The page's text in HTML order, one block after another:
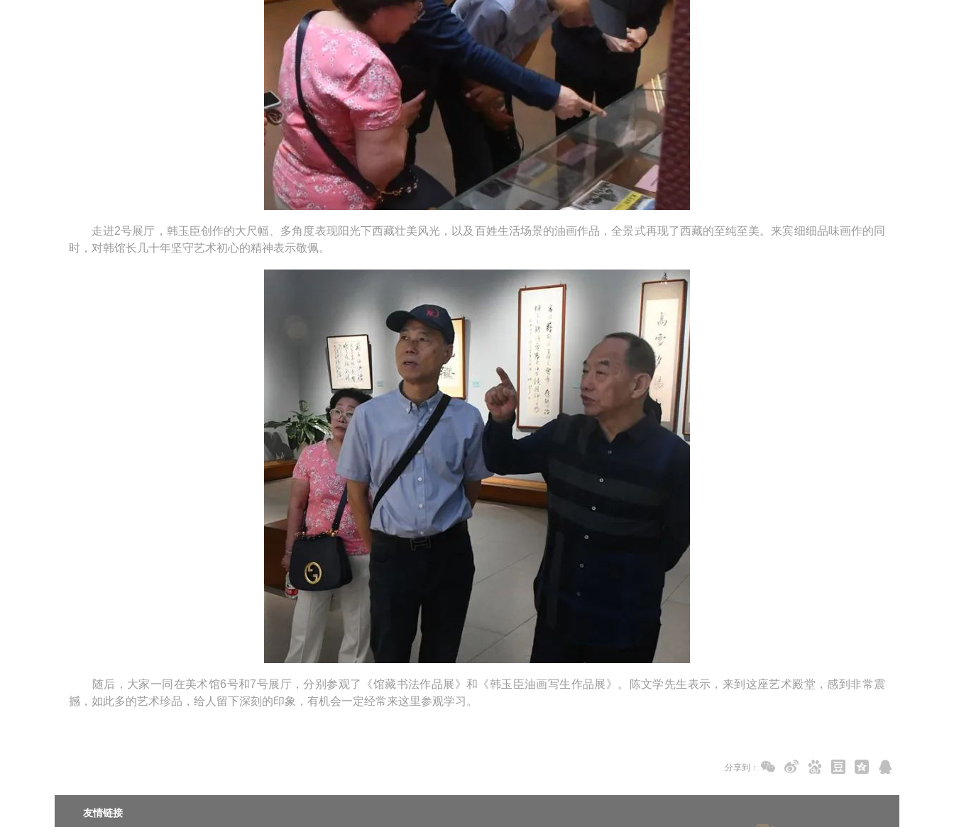
走进2号展厅，韩玉臣创作的大尺幅、多角度表现阳光下西藏壮美风光，以及百姓生活场景的油画作品，全景式再现了西藏的至纯至美。来宾细细品味画作的同
时，对韩馆长几十年坚守艺术初心的精神表示敬佩。
随后，大家一同在美术馆6号和7号展厅，分别参观了《馆藏书法作品展》和《韩玉臣油画写生作品展》。陈文学先生表示，来到这座艺术殿堂，感到非常震
撼，如此多的艺术珍品，给人留下深刻的印象，有机会一定经常来这里参观学习。
分享到：
友情链接